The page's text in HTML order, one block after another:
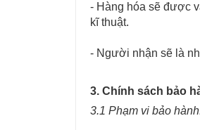
- Hàng hóa sẽ được
kĩ thuật.
- Người nhận sẽ là
3. Chính sách bảo
3.1 Phạm vi bảo